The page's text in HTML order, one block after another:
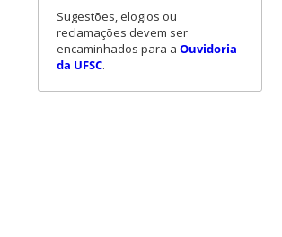
Sugestões, elogios ou
reclamações devem ser
encaminhados para a Ouvidoria
da UFSC.